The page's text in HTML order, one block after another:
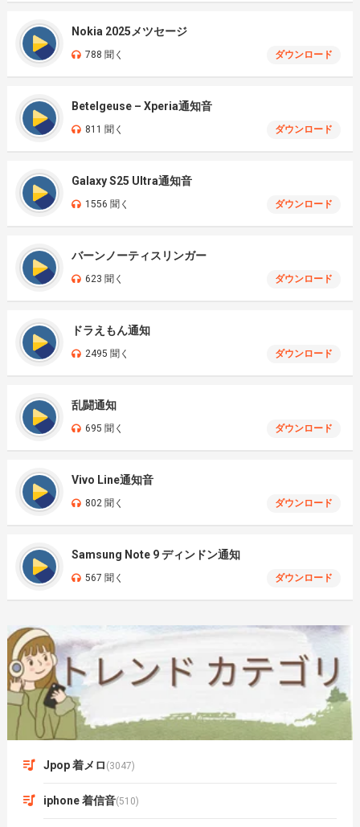
Nokia 2025メツセージ
788 聞く ダウンロード
Betelgeuse – Xperia通知音
811 聞く ダウンロード
Galaxy S25 Ultra通知音
1556 聞く ダウンロード
バーンノーティスリンガー
623 聞く ダウンロード
ドラえもん通知
2495 聞く ダウンロード
乱闘通知
695 聞く ダウンロード
Vivo Line通知音
802 聞く ダウンロード
Samsung Note 9 ディンドン通知
567 聞く ダウンロード
Jpop 着メロ (3047)
iphone 着信音(510)